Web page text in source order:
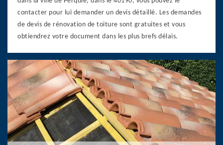
contacter pour lui demander un devis détaillé. Les demandes
de devis de rénovation de toiture sont gratuites et vous
obtiendrez votre document dans les plus brefs délais.